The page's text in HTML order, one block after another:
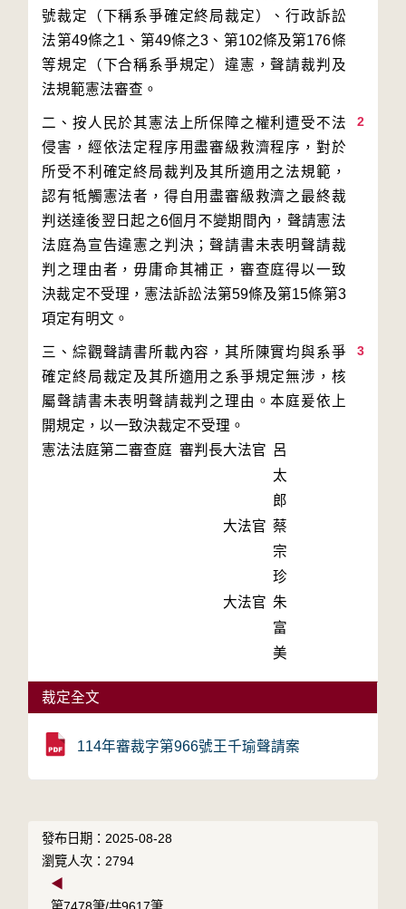
號裁定（下稱系爭確定終局裁定）、行政訴訟
法第49條之1、第49條之3、第102條及第176條
等規定（下合稱系爭規定）違憲，聲請裁判及
2
二、按人民於其憲法上所保障之權利遭受不法
侵害，經依法定程序用盡審級救濟程序，對於
所受不利確定終局裁判及其所適用之法規範，
認有牴觸憲法者，得自用盡審級救濟之最終裁
判送達後翌日起之6個月不變期間內，聲請憲法
法庭為宣告違憲之判決；聲請書未表明聲請裁
判之理由者，毋庸命其補正，審查庭得以一致
決裁定不受理，憲法訴訟法第59條及第15條第3
3
三、綜觀聲請書所載內容，其所陳實均與系爭
確定終局裁定及其所適用之系爭規定無涉，核
屬聲請書未表明聲請裁判之理由。本庭爰依上
開規定，以一致決裁定不受理。
憲法法庭第二審查庭 審判長大法官 呂
太
郎
大法官 蔡
宗
珍
大法官 朱
富
美
裁定全文
114年審裁字第966號王千瑜聲請案
發布日期：2025-08-28
瀏覽人次：2794
◀